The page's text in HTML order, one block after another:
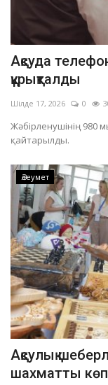
Ақсуда
құрықталды
Шілде 17, 2026 0
Жәбірленушінің 980
қайтарылды.
Әлеумет
Ақсулық
шахматты